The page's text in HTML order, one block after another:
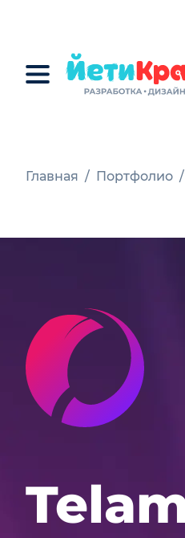
Главная / Портфолио /